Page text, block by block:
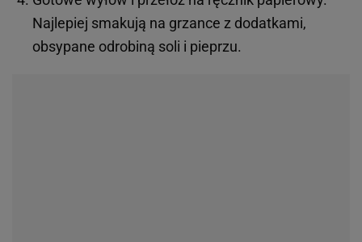
Najlepiej smakują na grzance z dodatkami,
obsypane odrobiną soli i pieprzu.